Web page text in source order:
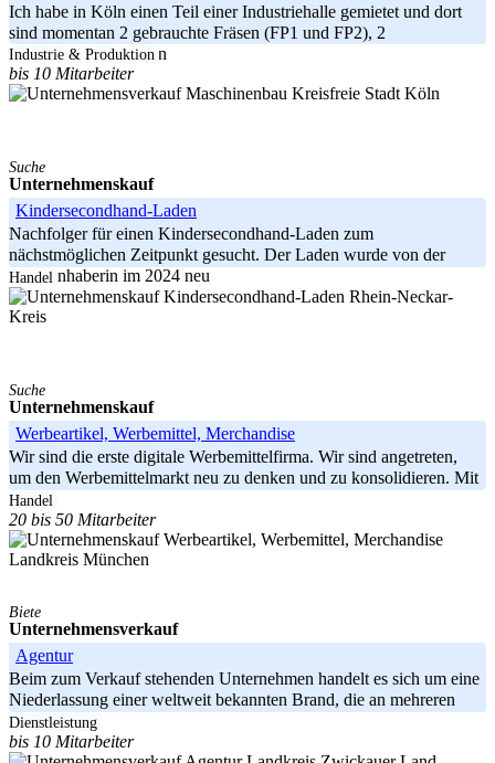
Ich habe in Köln einen Teil einer Industriehalle gemietet und dort
sind momentan 2 gebrauchte Fräsen (FP1 und FP2), 2
Senkerodiermaschinen
Industrie & Produktion
bis 10 Mitarbeiter
Kreisfreie Stadt Köln
Suche
Unternehmenskauf
Kindersecondhand-Laden
Nachfolger für einen Kindersecondhand-Laden zum
nächstmöglichen Zeitpunkt gesucht. Der Laden wurde von der
Ladeninhaberin im 2024 neu
Handel
Rhein-Neckar-
Kreis
Suche
Unternehmenskauf
Werbeartikel, Werbemittel, Merchandise
Wir sind die erste digitale Werbemittelfirma. Wir sind angetreten,
um den Werbemittelmarkt neu zu denken und zu konsolidieren. Mit
Handel
20 bis 50 Mitarbeiter
Landkreis München
Biete
Unternehmensverkauf
Agentur
Beim zum Verkauf stehenden Unternehmen handelt es sich um eine
Niederlassung einer weltweit bekannten Brand, die an mehreren
tausend
Dienstleistung
bis 10 Mitarbeiter